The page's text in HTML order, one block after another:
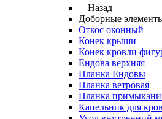
Назад
Доборные
Откос оконный
Конек крыши
Конек кровли
Ендова верхняя
Планка Ендовы
Планка ветровая
Планка
Капельник для